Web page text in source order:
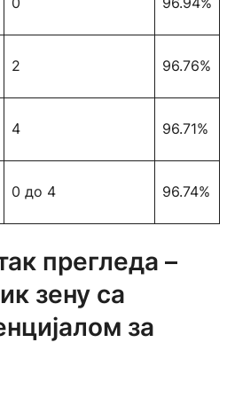
2 96.76%
4 96.71%
0 до 4 96.74%
прегледа –
зену са
за